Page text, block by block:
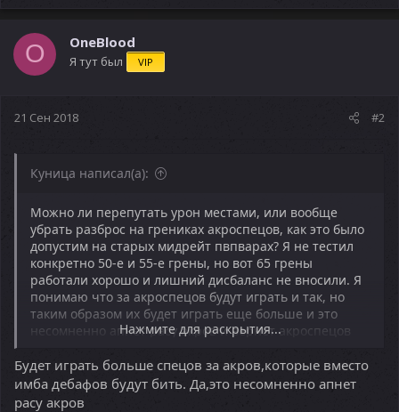
а
ц
и
и
O OneBlood
Я тут был VIP
21 Сен 2018 #2
Куница написал(а):
Можно ли перепутать урон местами, или вообще
убрать разброс на грениках акроспецов, как это было
допустим на старых мидрейт пвпварах? Я не тестил
конкретно 50-е и 55-е грены, но вот 65 грены
работали хорошо и лишний дисбаланс не вносили. Я
понимаю что за акроспецов будут играть и так, но
таким образом их будет играть еще больше и это
несомненно апнет расу акров и вернет акроспецов
это акры разъебывают альянс белко кор. А
получается наоборот всегда, коры качаются быстрее
и белки с акрами дефаются. )
Нажмите для раскрытия...
Будет играть больше спецов за акров,которые вместо
имба дебафов будут бить. Да,это несомненно апнет
расу акров